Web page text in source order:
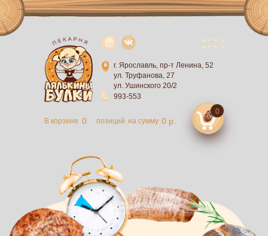
В корзине 0 позиций
г. Ярославль, пр-т Ленина, 52
ул. Труфанова, 27
ул. Ушинского 20/2
993-553
на сумму 0 р.
0